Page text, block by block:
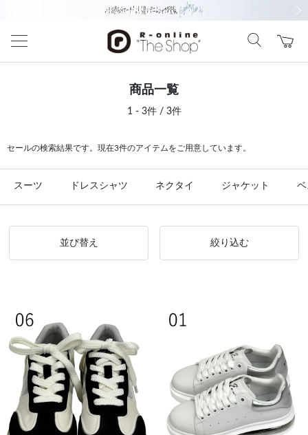
商品一覧
1 - 3件 / 3件
セールの検索結果です。現在3件のアイテムをご用意しています。
スーツ ドレスシャツ ネクタイ ジャケット
並び替え 絞り込む